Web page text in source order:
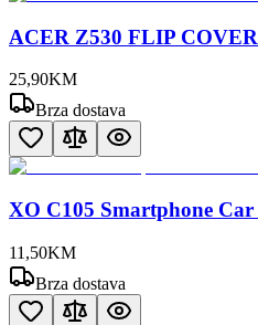
ACER Z530 FLIP
25,90KM
Brza dostava
XO C105 Smartphone
11 ,50KM
Brza dostava